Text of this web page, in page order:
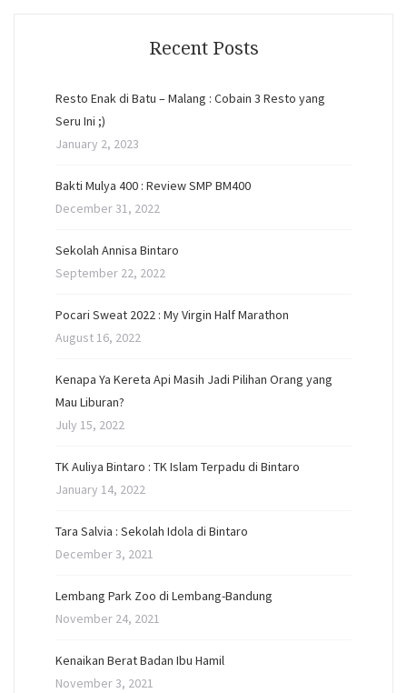
Recent Posts
Resto Enak di Batu – Malang : Cobain 3 Resto yang
Seru Ini ;)
January 2, 2023
Bakti Mulya 400 : Review SMP BM400
December 31, 2022
Sekolah Annisa Bintaro
September 22, 2022
Pocari Sweat 2022 : My Virgin Half Marathon
August 16, 2022
Kenapa Ya Kereta Api Masih Jadi Pilihan Orang yang
Mau Liburan?
July 15, 2022
TK Auliya Bintaro : TK Islam Terpadu di Bintaro
January 14, 2022
Tara Salvia : Sekolah Idola di Bintaro
December 3, 2021
Lembang Park Zoo di Lembang-Bandung
November 24, 2021
Kenaikan Berat Badan Ibu Hamil
November 3, 2021